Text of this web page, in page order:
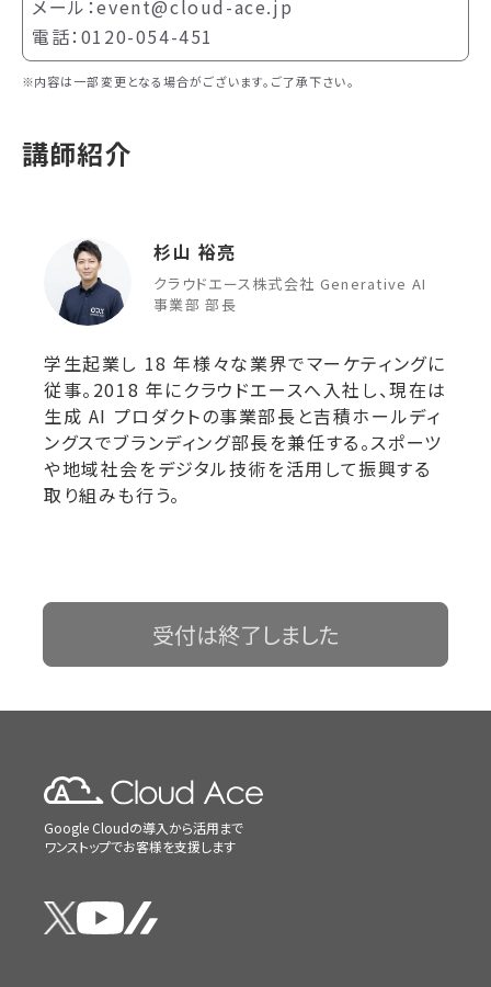
メール：event@cloud-ace.jp
電話：0120-054-451
内容は一部変更となる場合がございます。ご了承下さい。
講師紹介
杉山 裕亮
クラウドエース株式会社 Generative AI
事業部 部長
学生起業し 18 年様々な業界でマーケティングに
従事。2018 年にクラウドエースへ入社し、現在は
生成 AI プロダクトの事業部長と吉積ホールディ
ングスでブランディング部長を兼任する。スポーツ
や地域社会をデジタル技術を活用して振興する
取り組みも行う。
受付は終了しました
Google Cloudの導入から活用まで
ワンストップでお客様を支援します